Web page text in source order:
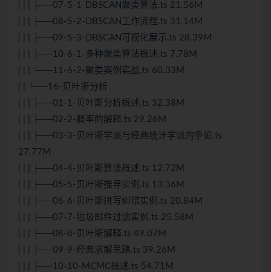
| | | ├──07-5-1-DBSCAN聚类算法.ts 21.56M
| | | ├──08-5-2-DBSCAN工作流程.ts 31.14M
| | | ├──09-5-3-DBSCAN可视化展示.ts 28.39M
| | | ├──10-6-1-多种聚类算法概述.ts 7.78M
| | | └──11-6-2-聚类案例实战.ts 60.33M
| | └──16-贝叶斯分析
| | | ├──01-1-贝叶斯分析概述.ts 32.38M
| | | ├──02-2-概率的解释.ts 29.26M
| | | ├──03-3-贝叶斯学派与经典统计学派的争论.ts
27.77M
| | | ├──04-4-贝叶斯算法概述.ts 12.72M
| | | ├──05-5-贝叶斯推导实例.ts 13.36M
| | | ├──06-6-贝叶斯拼写纠错实例.ts 20.84M
| | | ├──07-7-垃圾邮件过滤实例.ts 25.58M
| | | ├──08-8-贝叶斯解释.ts 49.07M
| | | ├──09-9-经典求解思路.ts 39.26M
| | | ├──10-10-MCMC概述.ts 54.71M